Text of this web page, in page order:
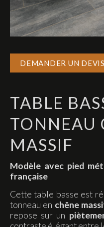
DEMANDER UN DEVIS
TABLE
TONNEAU
MASSIF
Modèle avec pied
française
Cette table basse est
tonneau en chêne
repose sur un